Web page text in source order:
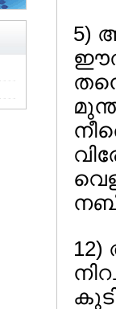
5)